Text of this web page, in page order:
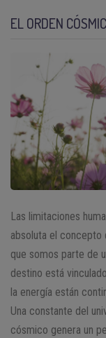
EL ORDEN
Las limitaciones
absoluta el concepto
que somos parte de
destino está
la energía están
Una constante del
cósmico genera un